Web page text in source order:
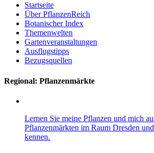
Startseite
Über PflanzenReich
Botanischer Index
Themenwelten
Gartenveranstaltungen
Ausflugstipps
Bezugsquellen
Regional: Pflanzenmärkte
Lernen Sie meine Pflanzen und mich
Pflanzenmärkten im Raum Dresden
kennen.